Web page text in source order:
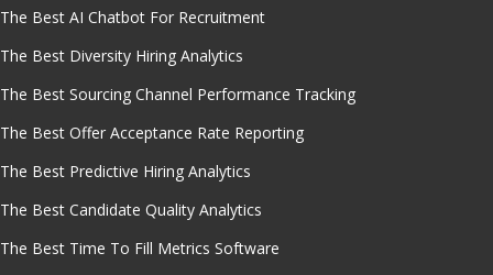
The Best AI Chatbot For Recruitment
The Best Diversity Hiring Analytics
The Best Sourcing Channel Performance Tracking
The Best Offer Acceptance Rate Reporting
The Best Predictive Hiring Analytics
The Best Candidate Quality Analytics
The Best Time To Fill Metrics Software